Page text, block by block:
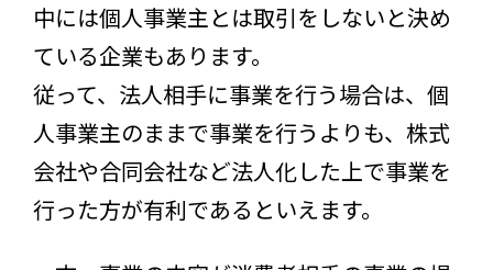
中には個人事業主とは取引をしないと決め
ている企業もあります。
従って、法人相手に事業を行う場合は、個
人事業主のままで事業を行うよりも、株式
会社や合同会社など法人化した上で事業を
行った方が有利であるといえます。